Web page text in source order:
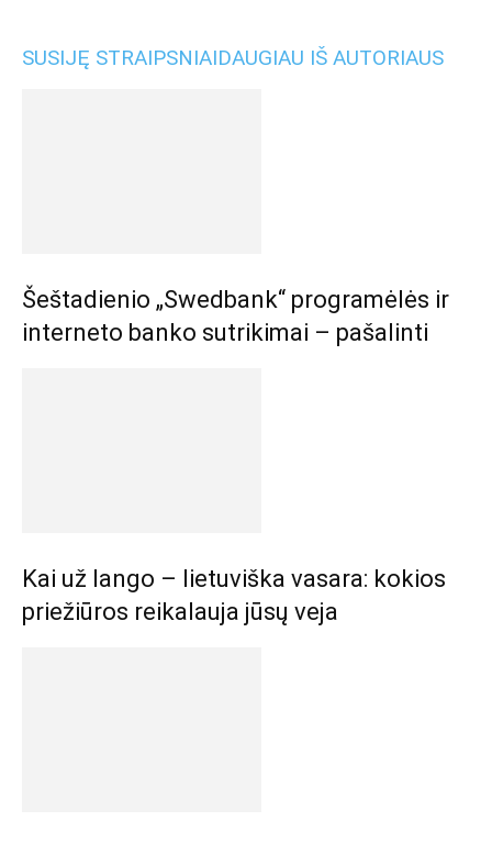
SUSIJĘ STRAIPSNIAIDAUGIAU IŠ AUTORIAUS
Šeštadienio „Swedbank“ programėlės ir
interneto banko sutrikimai – pašalinti
Kai už lango – lietuviška vasara: kokios
priežiūros reikalauja jūsų veja